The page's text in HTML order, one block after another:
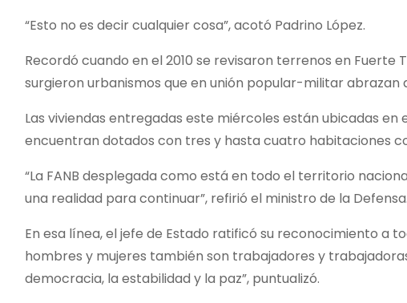
“Esto no es decir cualquier cosa”, acotó Padrino López.
Recordó cuando en el 2010 se revisaron terrenos en Fuerte
surgieron urbanismos que en unión popular-militar abrazan
Las viviendas entregadas este miércoles están ubicadas
encuentran dotados con tres y hasta cuatro habitaciones
“La FANB desplegada como está en todo el territorio
una realidad para continuar”, refirió el ministro de la Defensa.
En esa línea, el jefe de Estado ratificó su reconocimiento a
hombres y mujeres también son trabajadores y
democracia, la estabilidad y la paz”, puntualizó.